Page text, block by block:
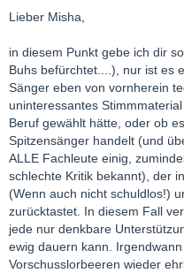
Seien wir doch mal
wäre ein solchermassen
gnadenlos ausgebuht
befunden.
Aber offensichtlich schützt
"Popstar" der Oper vor
noch das Musical oder die
bissig, aber der Stil der
hier im Forum ist schon arg
Lieber Misha,
in diesem Punkt gebe ich dir
Buhs befürchtet....), nur ist es
Sänger eben von vornherein
uninteressantes
Beruf gewählt hätte, oder ob
Spitzensänger handelt (und
ALLE Fachleute einig,
schlechte Kritik bekannt), der
(Wenn auch nicht schuldlos!)
zurücktastet. In diesem Fall
jede nur denkbare
ewig dauern kann.
Vorschusslorbeeren wieder